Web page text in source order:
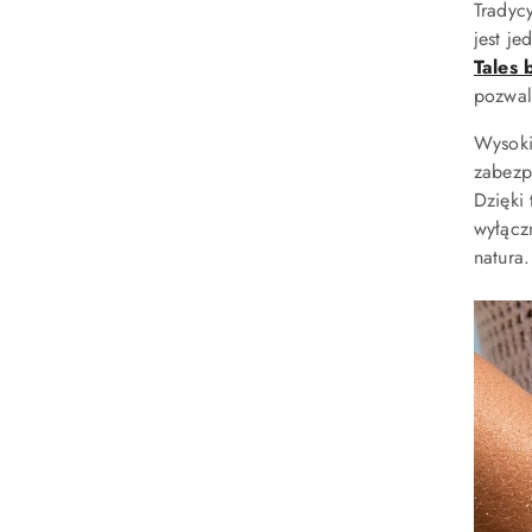
jest
Tales
Dzięki
natura.